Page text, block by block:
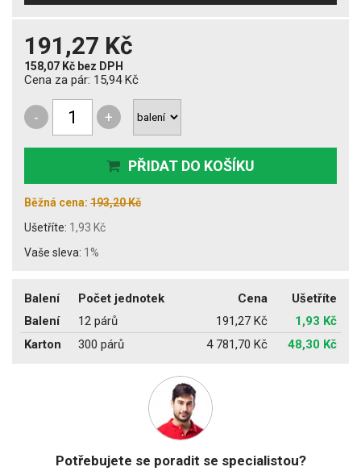
191,27 Kč
158,07 Kč bez DPH
Cena za pár: 15,94 Kč
- +
PŘIDAT DO KOŠÍKU
Běžná cena: 193,20 Kč
Ušetříte: 1,93 Kč
Vaše sleva: 1%
Balení Počet jednotek Cena
Ušetříte
Balení
12 párů 191,27 Kč
1,93 Kč
Karton
300 párů 4 781,70 Kč 48,30 Kč
Potřebujete se poradit se specialistou?